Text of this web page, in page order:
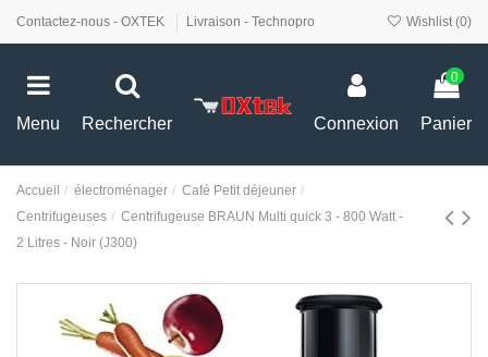
Contactez-nous - OXTEK Livraison - Technopro Wishlist (0)
Menu Rechercher Connexion
0
Panier
Accueil électroménager
Café Petit déjeuner
Centrifugeuses
Centrifugeuse BRAUN Multi quick 3 - 800 Watt -
2 Litres - Noir (J300)